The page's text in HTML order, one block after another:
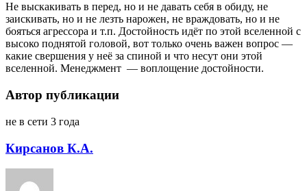
Не выскакивать в перед, но и не давать себя в обиду, не
заискивать, но и не лезть нарожен, не враждовать, но и не
бояться агрессора и т.п. Достойность идёт по этой вселенной с
высоко поднятой головой, вот только очень важен вопрос —
какие свершения у неё за спиной и что несут они этой
вселенной. Менеджмент — воплощение достойности.
Автор публикации
не в сети 3 года
Кирсанов К.А.